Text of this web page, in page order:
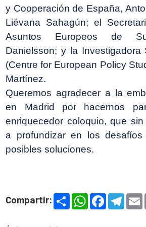
y Cooperación de España,
Liévana Sahagún; el
Asuntos Europeos de
Danielsson; y la Investigadora
(Centre for European Policy
Martínez.
Queremos agradecer a la
en Madrid por hacernos
enriquecedor coloquio, que
a profundizar en los
posibles soluciones.
Compartir:
S
h
W
h
F
T
e
E